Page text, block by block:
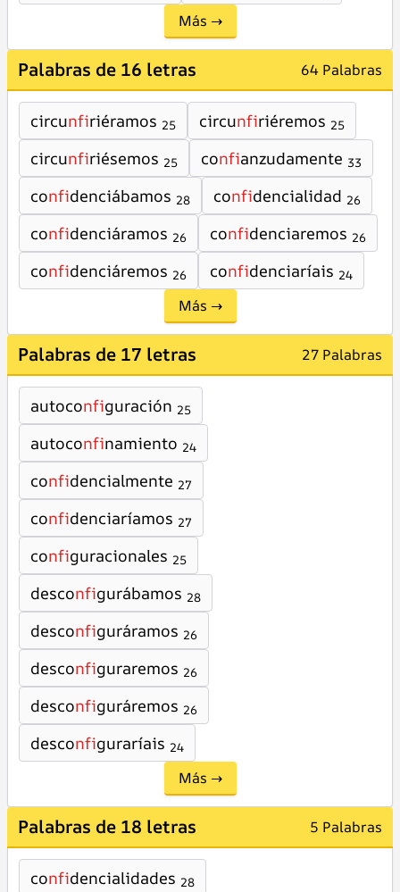
Más →
Palabras de 16 letras 64 Palabras
circunfiriéramos 25 circunfiriéremos 25
circunfiriésemos 25 confianzudamente 33
confidenciábamos 28 confidencialidad 26
confidenciáramos 26 confidenciaremos 26
confidenciáremos 26 confidenciaríais 24
Más →
Palabras de 17 letras 27 Palabras
autoconfiguración 25
autoconfinamiento 24
confidencialmente 27
confidenciaríamos 27
configuracionales 25
desconfigurábamos 28
desconfiguráramos 26
desconfiguraremos 26
desconfiguráremos 26
desconfiguraríais 24
Más →
Palabras de 18 letras 5 Palabras
confidencialidades 28